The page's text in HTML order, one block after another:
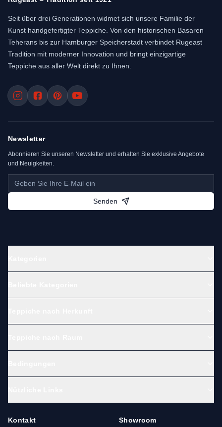
Seit über drei Generationen widmet sich unsere Familie der
Kunst handgefertigter Teppiche. Von den historischen Basaren
Teherans bis zur Hamburger Speicherstadt verbindet Rugeast
Tradition mit moderner Innovation und bringt einzigartige
Teppiche aus aller Welt direkt zu Ihnen.
Newsletter
Abonnieren Sie unseren Newsletter und erhalten Sie exklusive Angebote
und Neuigkeiten.
Senden
Kontakt Showroom